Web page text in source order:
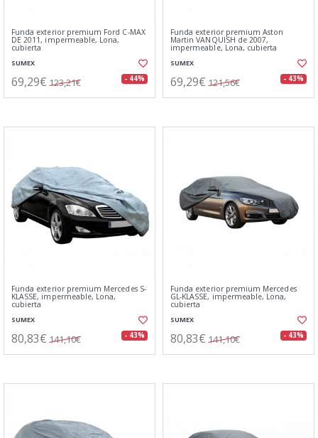
Funda exterior premium Ford C-MAX
DE 2011, impermeable, Lona,
cubierta
SUMEX
69,29€ 123,21€ - 44%
Funda exterior premium Aston
Martin VANQUISH de 2007,
impermeable, Lona, cubierta
SUMEX
69,29€ 121,56€ - 43%
Funda exterior premium Mercedes S-
KLASSE, impermeable, Lona,
cubierta
SUMEX
80,83€ 141,10€ - 43%
Funda exterior premium Mercedes
GL-KLASSE, impermeable, Lona,
cubierta
SUMEX
80,83€ 141,10€ - 43%